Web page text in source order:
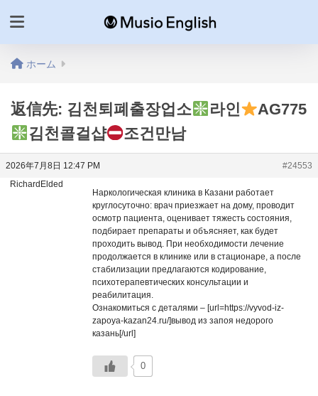
ホーム
返信先: 김천퇴폐출장업소 라인
AG775
김천콜걸샵
조건만남
2026年7月8日 12:47 PM
#24553
RichardElded
Наркологическая клиника в Казани работает
круглосуточно: врач приезжает на дому, проводит
осмотр пациента, оценивает тяжесть состояния,
подбирает препараты и объясняет, как будет
проходить вывод. При необходимости лечение
продолжается в клинике или в стационаре, а после
стабилизации предлагаются кодирование,
психотерапевтических консультации и
реабилитация.
Ознакомиться с деталями – [url=https://vyvod-iz-
zapoya-kazan24.ru/]вывод из запоя недорого
казань[/url]
0